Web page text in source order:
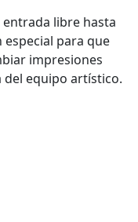
libre hasta
para que
impresiones
del equipo artístico.